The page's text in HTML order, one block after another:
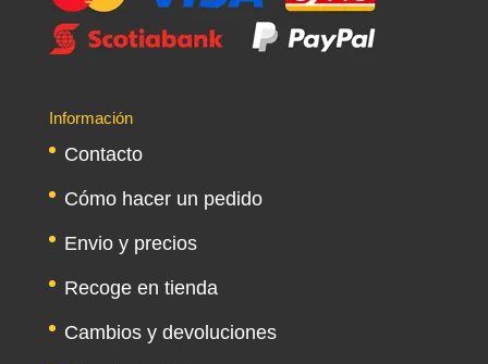
Información
Contacto
Cómo hacer un pedido
Envio y precios
Recoge en tienda
Cambios y devoluciones